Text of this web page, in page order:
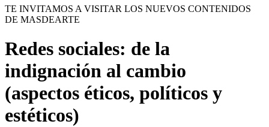
TE INVITAMOS A VISITAR LOS NUEVOS CONTENIDOS
DE MASDEARTE
Redes sociales: de la
indignación al cambio
(aspectos éticos, políticos y
estéticos)